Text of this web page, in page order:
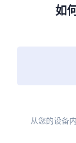
如
从您的设备